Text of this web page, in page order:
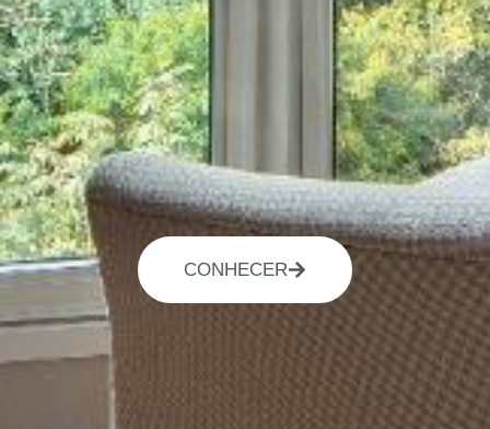
CONHECER